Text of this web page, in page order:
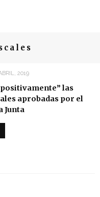
2019
las
aprobadas por el
Junta